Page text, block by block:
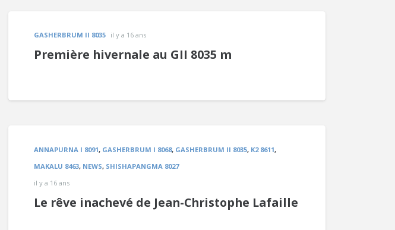
GASHERBRUM II 8035 il y a 16 ans
Première hivernale au GII 8035 m
ANNAPURNA I 8091, GASHERBRUM I 8068, GASHERBRUM II 8035, K2 8611,
MAKALU 8463, NEWS, SHISHAPANGMA 8027
il y a 16 ans
Le rêve inachevé de Jean-Christophe Lafaille